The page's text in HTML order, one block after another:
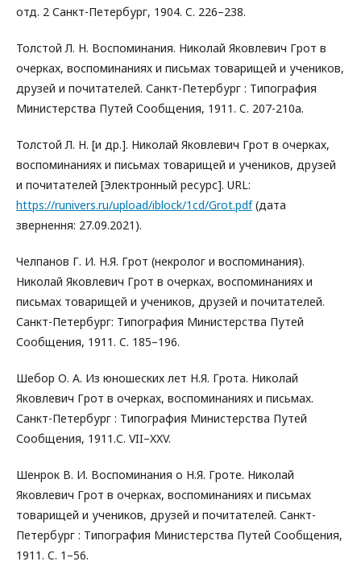
отд. 2 Санкт-Петербург, 1904. C. 226–238.
Толстой Л. Н. Воспоминания. Николай Яковлевич Грот в
очерках, воспоминаниях и письмах товарищей и учеников,
друзей и почитателей. Санкт-Петербург : Типография
Министерства Путей Сообщения, 1911. C. 207-210а.
Толстой Л. Н. [и др.]. Николай Яковлевич Грот в очерках,
воспоминаниях и письмах товарищей и учеников, друзей
и почитателей [Электронный ресурс]. URL:
https://runivers.ru/upload/iblock/1cd/Grot.pdf(дата
звернення: 27.09.2021).
Челпанов Г. И. Н.Я. Грот (некролог и воспоминания).
Николай Яковлевич Грот в очерках, воспоминаниях и
письмах товарищей и учеников, друзей и почитателей.
Санкт-Петербург: Типография Министерства Путей
Сообщения, 1911. C. 185–196.
Шебор О. А. Из юношеских лет Н.Я. Грота. Николай
Яковлевич Грот в очерках, воспоминаниях и письмах.
Санкт-Петербург : Типография Министерства Путей
Сообщения, 1911.C. VII–XXV.
Шенрок В. И. Воспоминания о Н.Я. Гроте. Николай
Яковлевич Грот в очерках, воспоминаниях и письмах
товарищей и учеников, друзей и почитателей. Санкт-
Петербург : Типография Министерства Путей Сообщения,
1911. C. 1–56.